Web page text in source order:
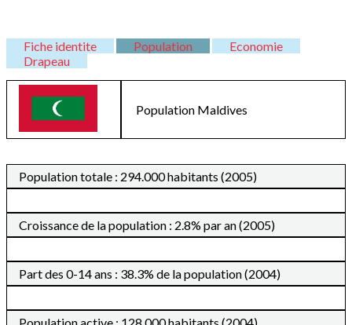
Fiche identite Population
Economie
Drapeau
Population Maldives
Population totale : 294.000 habitants (2005)
Croissance de la population : 2.8% par an (2005)
Part des 0-14 ans : 38.3% de la population (2004)